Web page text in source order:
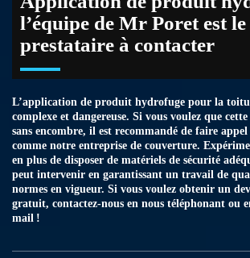
l’équipe de Mr Poret est le
prestataire à contacter
L’application de produit hydrofuge pour la
complexe et dangereuse. Si vous voulez que
sans encombre, il est recommandé de faire
comme notre entreprise de couverture.
en plus de disposer de matériels de sécurité
peut intervenir en garantissant un travail de
normes en vigueur. Si vous voulez obtenir un
gratuit, contactez-nous en nous téléphonant ou
mail !